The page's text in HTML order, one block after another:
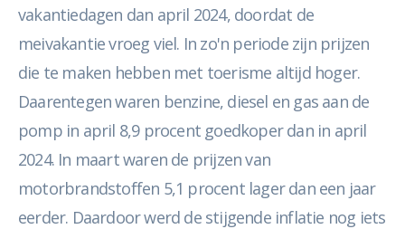
vakantiedagen dan april 2024, doordat de
meivakantie vroeg viel. In zo'n periode zijn prijzen
die te maken hebben met toerisme altijd hoger.
Daarentegen waren benzine, diesel en gas aan de
pomp in april 8,9 procent goedkoper dan in april
2024. In maart waren de prijzen van
motorbrandstoffen 5,1 procent lager dan een jaar
eerder. Daardoor werd de stijgende inflatie nog iets